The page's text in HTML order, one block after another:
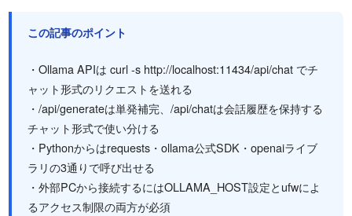
この記事のポイント
・Ollama APIは curl -s http://localhost:11434/api/chat でチ
ャット形式のリクエストを送れる
・/api/generateは単発補完、/api/chatは会話履歴を保持する
チャット形式で使い分ける
・Pythonからはrequests・ollama公式SDK・openaiライブ
ラリの3通りで呼び出せる
・外部PCから接続するにはOLLAMA_HOST設定とufwによ
るアクセス制限の両方が必須